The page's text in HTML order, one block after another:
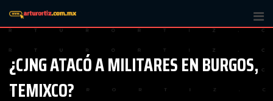
¿CJNG ATACÓ A MILITARES EN BURGOS,
TEMIXCO?